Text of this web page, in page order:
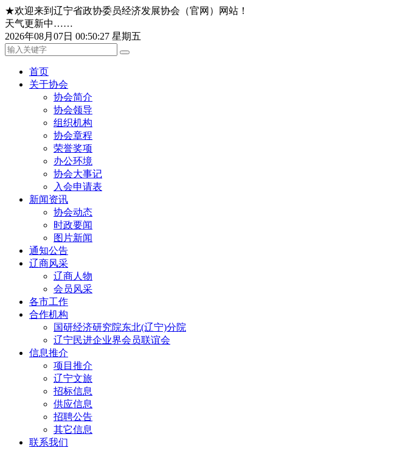
★欢迎来到辽宁省政协委员经济发展协会（官网）网站！
天气更新中……
2026年08月07日 00:50:27 星期五
首页
关于协会
协会简介
协会领导
组织机构
协会章程
荣誉奖项
办公环境
协会大事记
入会申请表
新闻资讯
协会动态
时政要闻
图片新闻
通知公告
辽商风采
辽商人物
会员风采
各市工作
合作机构
国研经济研究院东北(辽宁)分院
辽宁民进企业界会员联谊会
信息推介
项目推介
辽宁文旅
招标信息
供应信息
招聘公告
其它信息
联系我们